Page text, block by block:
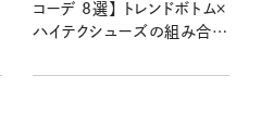
コーデ 8選】 トレンドボトム×
ハイテクシューズの組み合わ